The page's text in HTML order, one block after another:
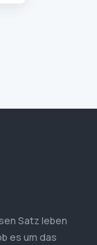
Satz leben
es um das